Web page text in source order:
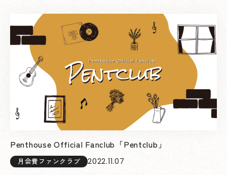
Penthouse Official Fanclub「Pentclub」
月会費ファンクラブ 2022.11.07